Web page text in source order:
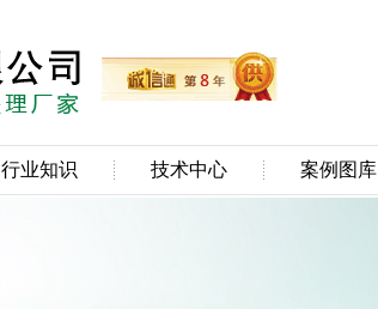
行业知识 技术中心 案例图库